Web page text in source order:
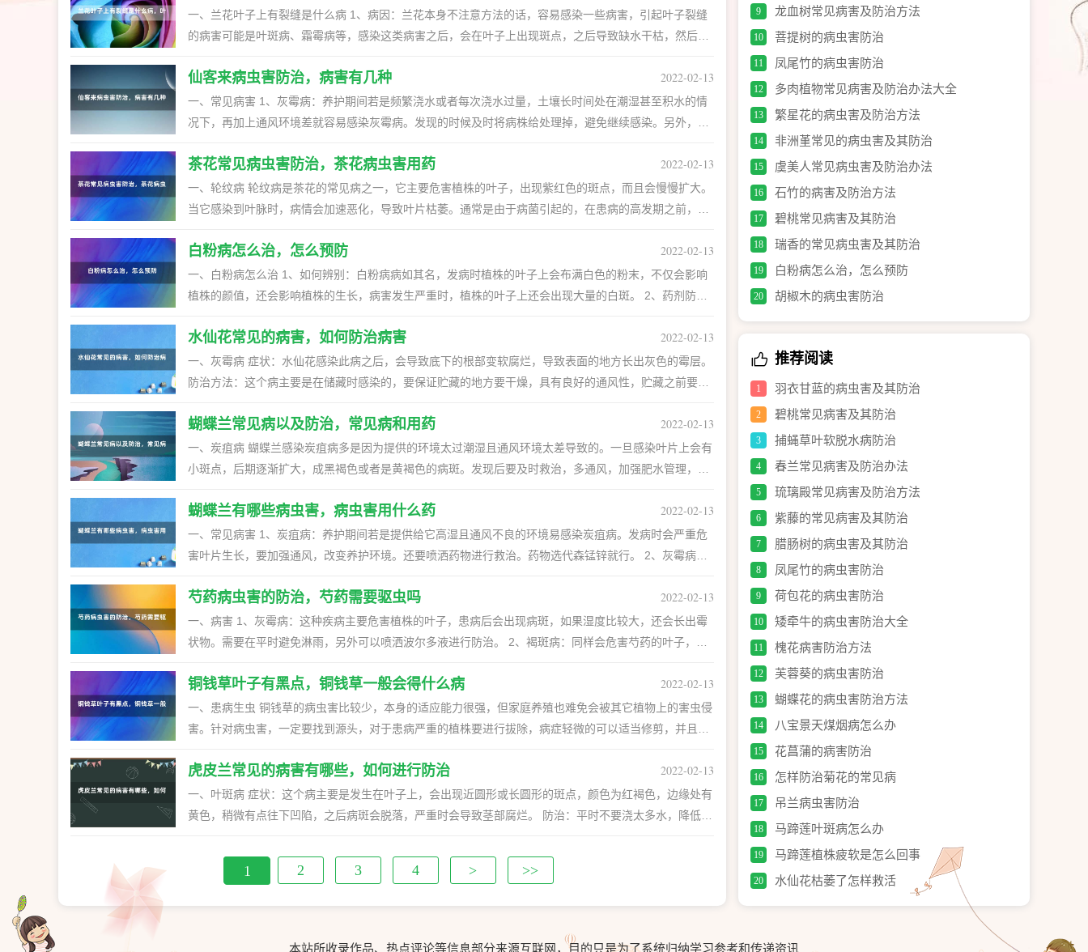
染的。出现介壳虫会危害到叶状茎、花蕾，应用亚胺硫磷乳油、氧化乐果连续喷3-4次。 2、蚜虫：主要是
危害花蕾和嫩叶部分，可用乐果乳剂、速扑杀来喷杀。 3、红蜘蛛：害虫会吸取汁液，导致生长衰弱。可
主要危害的是植株的根部，茎部，感染的部分会变黑，一旦染病，数天内就会看到叶片枯萎，干枯。防治
的时候要将病株直接拔出，还要喷洒百菌清。此外，注意后期再栽培的时候要对种子，土壤先进行消毒，
蛾虫害，粉虱等。一旦感染虫害，会严重危害植株的生长，发现后要尽快喷药，还要改变养护方法，避免
再次感染。
一、兰花叶子上有裂缝是什么病 1、病因：兰花本身不注意方法的话，容易感染一些病害，引起叶子裂缝
的病害可能是叶斑病、霜霉病等，感染这类病害之后，会在叶子上出现斑点，之后导致缺水干枯，然后从
掉，之后对症下药，查清楚什么病害后，及时的喷药治疗。 二、叶子开裂如何处理 1、防治虫害：叶子兰
花开裂除了感染病害的原因之外，还可能是感染了虫害，比如蚧壳虫这类的害虫，害虫会咬食叶子，造成
叶子出现开裂的症状。可以加强好通风提前预防，发现害虫后及时的人工捕捉，然后再喷药。 2、缓解肥
浇灌清水稀释。 3、避免外界损伤：外界的损伤也可能导致叶子开裂，应该避开暴雨，防止人为碰撞。
仙客来病虫害防治，病害有几种
一、常见病害 1、灰霉病：养护期间若是频繁浇水或者每次浇水过量，土壤长时间处在潮湿甚至积水的情
况下，再加上通风环境差就容易感染灰霉病。发现的时候及时将病株给处理掉，避免继续感染。另外，还
有病菌导致的，发现后一定要尽快处理。注意在栽种之前就先对土壤消毒，球茎也要经过处理才能栽种。
3、根腐病：此病害多是在苗期感染的，感染后根部会软化腐烂，植株会发黄，干枯死亡。注意在管理期
间要加强通风环境，湿度要控制好，还要定期施肥，加强它的抗病能力。另外，发病初期要喷洒根腐宁。
潮虫等等。多是因为管理不当造成的，管理期间长期放在阴暗不透风的地方，且湿度再高就容易感染。要
改变养护环境，多通风，多晒太阳。必要时还要喷药救治，避免继续感染。
2022-02-13
茶花常见病虫害防治，茶花病虫害用药
一、轮纹病 轮纹病是茶花的常见病之一，它主要危害植株的叶子，出现紫红色的斑点，而且会慢慢扩大。
当它感染到叶脉时，病情会加速恶化，导致叶片枯萎。通常是由于病菌引起的，在患病的高发期之前，可
危害，茶花也不例外。这种疾病多发于6-7月份，患病后叶尖或边缘会出现褐色的病斑，之后会蔓延到整
片叶子，还是导致其脱落。想要治疗的话，需要在患病初期喷洒代森锌溶液治疗。平时要施磷钾肥或有机
肥，提高植株的抗病能力。 三、红蜘蛛 红蜘蛛是常见的害虫之一，它在我国的很多地方都有分布，通常
作，消灭越冬的虫卵。虫害严重的时候，可以喷洒三氯杀螨醇等药物除虫。 四、卷叶蛾 卷叶蛾也是危害
茶花的常见害虫。它多发于春夏季，幼虫会啃食新芽等部位，导致叶子卷曲。由于成虫对很喜欢糖和醋，
因此可以进行诱杀。另外幼虫可以通过喷洒辛硫磷等药物消灭，也可以用敌百虫溶液喷杀。
2022-02-13
白粉病怎么治，怎么预防
一、白粉病怎么治 1、如何辨别：白粉病病如其名，发病时植株的叶子上会布满白色的粉末，不仅会影响
植株的颜值，还会影响植株的生长，病害发生严重时，植株的叶子上还会出现大量的白斑。 2、药剂防
用三唑酮和粉锈宁轮换给花喷施，喷药后要注意养护环境通风。 3、偏方防治：不想使用药剂的花友，可
以用挖耳勺挖一勺小苏打，兑50ml的清水，每隔2天给发病的叶子喷施一次，喷施后等一个小时，再用清
水喷一次，防止小苏打浓度大烧苗。 二、白粉病怎么预防 1、勤通风：不仅是白粉病，对于大多数病害来
虫害的发生。 2、多菌灵：春、夏两季是白粉病的高发季节，可以每隔半个月，向植株喷洒一次多菌灵预
防，没有多菌灵的花友，也可以用洋葱水（洋葱切碎泡水）喷施植株，预防病害的发生。
2022-02-13
水仙花常见的病害，如何防治病害
一、灰霉病 症状：水仙花感染此病之后，会导致底下的根部变软腐烂，导致表面的地方长出灰色的霉层。
防治方法：这个病主要是在储藏时感染的，要保证贮藏的地方要干燥，具有良好的通风性，贮藏之前要将
现褐色的病斑，逐渐蔓延到整个叶子，花梗部分也会受到影响。 防治方法：在种植栽培之前，要将球茎消
毒，可配制好多菌灵溶液浸泡杀菌，当发病后可用波尔多液喷施，把生病的植株拔出来销毁。 三、线虫病
症状：这个病主要是危害到叶子和花茎部分，导致上面出现黄褐色的条纹，最终导致叶子和茎部的表皮破
及时剔除销毁。 四、黄条斑病 症状：感染这个病后，会沿着叶脉部分出现黄色的条纹斑点，导致花梗也
退绿，还会使鳞茎变小枯萎。 防治方法：栽种前要消毒杀菌，发现生病的植株要拔除烧毁掉，还要配合喷
施杀虫剂，避免昆虫传播毒性。
2022-02-13
蝴蝶兰常见病以及防治，常见病和用药
一、炭疽病 蝴蝶兰感染炭疽病多是因为提供的环境太过潮湿且通风环境太差导致的。一旦感染叶片上会有
小斑点，后期逐渐扩大，成黑褐色或者是黄褐色的病斑。发现后要及时救治，多通风，加强肥水管理，改
效。 二、灰霉病 在管理期间植株所处的环境温度太低且过于潮湿易感染灰霉病，发病时花朵易受到危
害。初期花和萼片上容易有水渍状的斑点，后期斑点会扩大，呈圆形的斑块，严重时会落花。发现后多通
风，多让它晒太阳。还要将病害的花朵剪掉，避免感染。后期要喷洒速克灵，每十天喷洒一次，两三次见
后期叶片会腐烂，危害大且传染快，要尽快救治。应控制水分，还要喷药救治。药物用退菌特或者多抗霉
素都行，间隔十天喷一次，两三次能可控制住。 四、褐斑病 褐斑病也是发生在高温且高湿的季节，发病
时叶片上会有褐色的不规则的病斑，对幼苗的伤害大，严重时老植株的叶片也会黄化，干枯。救治的时候
2022-02-13
蝴蝶兰有哪些病虫害，病虫害用什么药
一、常见病害 1、炭疽病：养护期间若是提供给它高湿且通风不良的环境易感染炭疽病。发病时会严重危
害叶片生长，要加强通风，改变养护环境。还要喷洒药物进行救治。药物选代森锰锌就行。 2、灰霉病：
时将病害的花朵剪掉，还要喷洒速克灵进行救治，每十天喷一次，用两三次就行。 3、褐斑病：褐斑病通
常是发生在高温高湿的环境下，多是危害叶片。叶片上会留些病斑。发现后要加强管理，还要喷洒多抗霉
素。 二、常见虫害 1、介壳虫：介壳虫多是寄生在叶片以及假球茎上，会导致叶片黄化，掉落。主要因为
天一次，连续用三次。 2、粉虱：粉虱主要在叶片，叶鞘以及假球茎上，会导致叶片干枯掉落。发现后要
改变养护环境，也要喷洒 速灭松乳剂彻底消灭，否则虫害的繁殖能力很强，危害严重。
2022-02-13
芍药病虫害的防治，芍药需要驱虫吗
一、病害 1、灰霉病：这种疾病主要危害植株的叶子，患病后会出现病斑，如果湿度比较大，还会长出霉
状物。需要在平时避免淋雨，另外可以喷洒波尔多液进行防治。 2、褐斑病：同样会危害芍药的叶子，患
会在叶子上出现紫褐色的斑点，之后会慢慢扩大，最终导致叶子焦枯。可用多菌灵或甲基托布津防治。
4、锈病：这种病会使叶子上出现粉状斑，导致地上部分枯死，往往在4-6月份多发。患病植株需要及时拔
除，以免相互传染。 二、虫害 1、金龟子：危害芍药的金龟子有很多种，成虫主要蚕食叶子和花，幼虫则
类繁多。由于它外表有一层蜡质外壳，所以很难用药物喷杀，需要用刷子把它们刷掉。 3、蚜虫：蚜虫通
常在春季危害，它会吸食叶子的汁液，从而使患病的叶子卷曲，影响植株光合作用。通常用乐果乳油、敌
敌畏等药剂消灭。
2022-02-13
铜钱草叶子有黑点，铜钱草一般会得什么病
一、患病生虫 铜钱草的病虫害比较少，本身的适应能力很强，但家庭养殖也难免会被其它植物上的害虫侵
害。针对病虫害，一定要找到源头，对于患病严重的植株要进行拔除，病症轻微的可以适当修剪，并且要
叶子就容易被晒伤，此时会有黑点，而且还可能枯黄。一般需要将植株放到半阴处，让它接受散射光即
可。如果是夏季一定要避免受到阳光直射，冬季可以适当增加光照。 三、气温太低 铜钱草的耐寒性不是
很强，一旦被冻伤，植株也容易生长不良，叶子上有可能会出现黑斑。冬天一定要将植株放到温暖的地
透气。 四、施肥太浓 铜钱草对肥料的需求较高，但施肥一定要薄肥勤施，如果肥料浓度太高，很容易烧
伤它的根部，导致叶子有黑点。通常要用清水将土壤中的肥料洗去，如果情况严重的话，也可以给植株换
2022-02-13
虎皮兰常见的病害有哪些，如何进行防治
一、叶斑病 症状：这个病主要是发生在叶子上，会出现近圆形或长圆形的斑点，颜色为红褐色，边缘处有
黄色，稍微有点往下凹陷，之后病斑会脱落，严重时会导致茎部腐烂。 防治：平时不要浇太多水，降低土
色，茎基部出现水浸状的软腐，根部也会腐烂枯死。 防治：在春秋生长旺盛时期多施点磷钾肥，发现病叶
后及时的去除，在刚开始发病的时候，也需要喷洒药剂治疗。 三、日灼病 症状：这个病主要是来源阳光
状的，后期干枯凹陷。 防治：用消杀菌剂喷洒土壤，在刚发病时喷多菌灵或甲基托布津。 五、炭疽病 症
2022-02-13
1 2 3 4 > >>
9 龙血树常见病害及防治方法
10 菩提树的病虫害防治
11 凤尾竹的病虫害防治
12 多肉植物常见病害及防治办法大全
13 繁星花的病虫害及防治方法
14 非洲堇常见的病虫害及其防治
15 虞美人常见病虫害及防治办法
16 石竹的病害及防治方法
17 碧桃常见病害及其防治
18 瑞香的常见病虫害及其防治
19 白粉病怎么治，怎么预防
20 胡椒木的病虫害防治
推荐阅读
1 羽衣甘蓝的病虫害及其防治
2 碧桃常见病害及其防治
3 捕蝇草叶软脱水病防治
4 春兰常见病害及防治办法
5 琉璃殿常见病害及防治方法
6 紫藤的常见病害及其防治
7 腊肠树的病虫害及其防治
8 凤尾竹的病虫害防治
9 荷包花的病虫害防治
10 矮牵牛的病虫害防治大全
11 槐花病害防治方法
12 芙蓉葵的病虫害防治
13 蝴蝶花的病虫害防治方法
14 八宝景天煤烟病怎么办
15 花菖蒲的病害防治
16 怎样防治菊花的常见病
17 吊兰病虫害防治
18 马蹄莲叶斑病怎么办
19 马蹄莲植株疲软是怎么回事
20 水仙花枯萎了怎样救活
本站所收录作品、热点评论等信息部分来源互联网，目的只是为了系统归纳学习参考和传递资讯